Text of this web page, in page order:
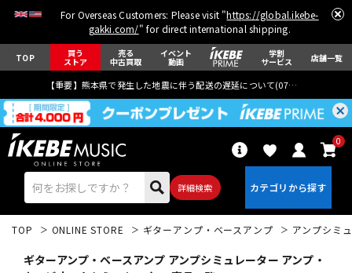
For Overseas Customers: Please visit "https://global.ikebe-
gakki.com/" for direct international shipping.
TOP 買う
ストア
売る
中古買取
イベント
動画
学割
サービス 店舗一覧
【重要】熊本県で発生した地震に伴う配送の遅延について(07月29日
詳細検索
0
TOP ONLINE STORE ギターアンプ・ベースアンプ アンプシミ
ギターアンプ・ベースアンプ アンプシミュレーター アンプ・